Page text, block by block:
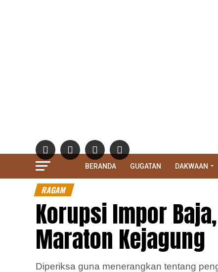
BERANDA GUGATAN DAKWAAN
RAGAM
Korupsi Impor
Maraton Kejagung
Diperiksa guna menerangkan tentang